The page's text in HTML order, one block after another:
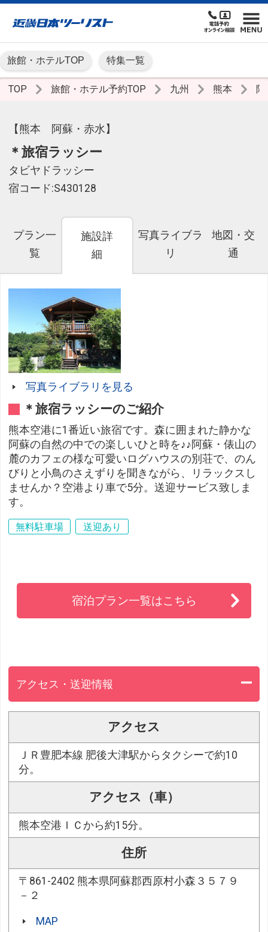
旅館・ホテルTOP 特集一覧
TOP 旅館・ホテル予約TOP 九州 熊本
【熊本 阿蘇・赤水】
＊旅宿ラッシー
タビヤドラッシー
宿コード:S430128
プラン一
覧
施設詳
細
写真ライブラ
リ
地図・交
通
写真ライブラリを見る
＊旅宿ラッシーのご紹介
熊本空港に1番近い旅宿です。森に囲まれた静かな
阿蘇の自然の中での楽しいひと時を♪♪阿蘇・俵山の
麓のカフェの様な可愛いログハウスの別荘で、のん
びりと小鳥のさえずりを聞きながら、リラックスし
ませんか？空港より車で5分。送迎サービス致しま
す。
無料駐車場 送迎あり
宿泊プラン一覧はこちら
アクセス・送迎情報
アクセス
ＪＲ豊肥本線 肥後大津駅からタクシーで約10
分。
アクセス（車）
熊本空港ＩＣから約15分。
住所
〒861-2402 熊本県阿蘇郡西原村小森３５７９
－２
MAP